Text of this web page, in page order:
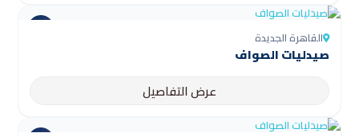
القاهرة الجديدة
صيدليات الصواف
عرض التفاصيل